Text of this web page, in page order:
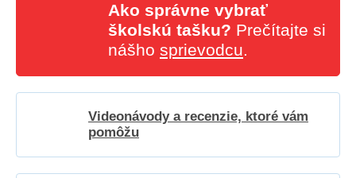
Ako správne vybrať
školskú tašku? Prečítajte si
nášho sprievodcu.
Videonávody a recenzie, ktoré vám
pomôžu